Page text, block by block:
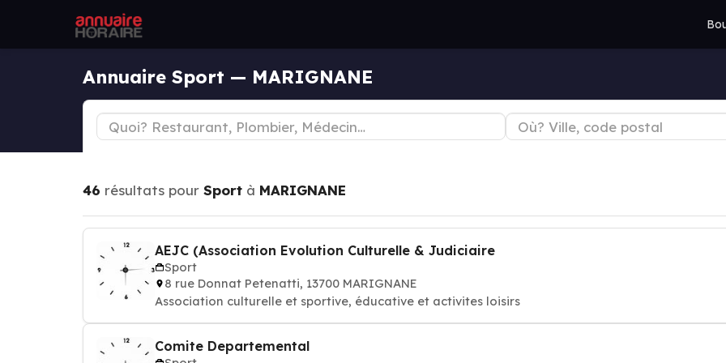
Annuaire Sport — MARIGNANE
46 résultats pour Sport à MARIGNANE
AEJC (Association Evolution Culturelle & Judiciaire
Sport
8 rue Donnat Petenatti, 13700 MARIGNANE
Association culturelle et sportive, éducative et activites loisirs
Comite Departemental